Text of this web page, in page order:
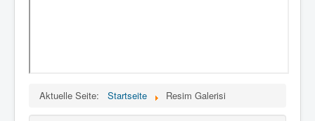
Aktuelle Seite: Startseite Resim Galerisi